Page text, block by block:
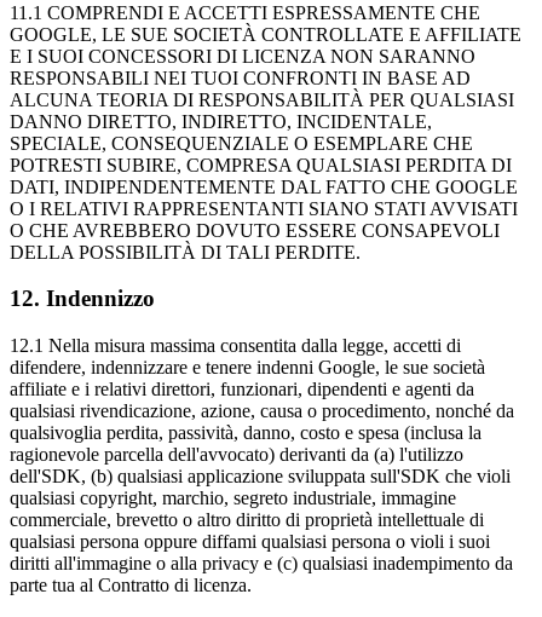
11.1 COMPRENDI E ACCETTI ESPRESSAMENTE CHE
GOOGLE, LE SUE SOCIETÀ CONTROLLATE E AFFILIATE
E I SUOI CONCESSORI DI LICENZA NON SARANNO
RESPONSABILI NEI TUOI CONFRONTI IN BASE AD
ALCUNA TEORIA DI RESPONSABILITÀ PER QUALSIASI
DANNO DIRETTO, INDIRETTO, INCIDENTALE,
SPECIALE, CONSEQUENZIALE O ESEMPLARE CHE
POTRESTI SUBIRE, COMPRESA QUALSIASI PERDITA DI
DATI, INDIPENDENTEMENTE DAL FATTO CHE GOOGLE
O I RELATIVI RAPPRESENTANTI SIANO STATI AVVISATI
O CHE AVREBBERO DOVUTO ESSERE CONSAPEVOLI
DELLA POSSIBILITÀ DI TALI PERDITE.
12. Indennizzo
12.1 Nella misura massima consentita dalla legge, accetti di
difendere, indennizzare e tenere indenni Google, le sue società
affiliate e i relativi direttori, funzionari, dipendenti e agenti da
qualsiasi rivendicazione, azione, causa o procedimento, nonché da
qualsivoglia perdita, passività, danno, costo e spesa (inclusa la
ragionevole parcella dell'avvocato) derivanti da (a) l'utilizzo
dell'SDK, (b) qualsiasi applicazione sviluppata sull'SDK che violi
qualsiasi copyright, marchio, segreto industriale, immagine
commerciale, brevetto o altro diritto di proprietà intellettuale di
qualsiasi persona oppure diffami qualsiasi persona o violi i suoi
diritti all'immagine o alla privacy e (c) qualsiasi inadempimento da
parte tua al Contratto di licenza.